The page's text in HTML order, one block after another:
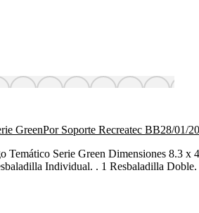
GreenPor Soporte Recreatec BB28/01/
Serie Green Dimensiones 8.3
Individual. . 1 Resbaladilla